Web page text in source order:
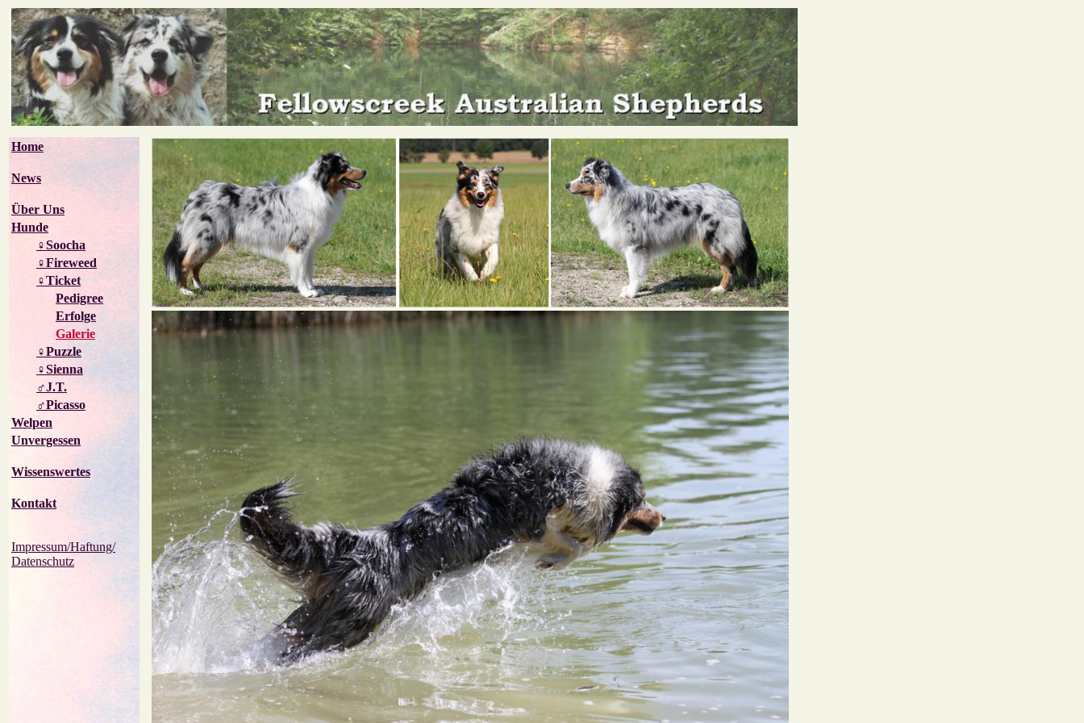
Home
News
Über Uns
Hunde
♀Soocha
♀Fireweed
♀Ticket
Pedigree
Erfolge
Galerie
♀Puzzle
♀Sienna
♂J.T.
♂Picasso
Welpen
Unvergessen
Wissenswertes
Kontakt
Impressum/Haftung/
Datenschutz